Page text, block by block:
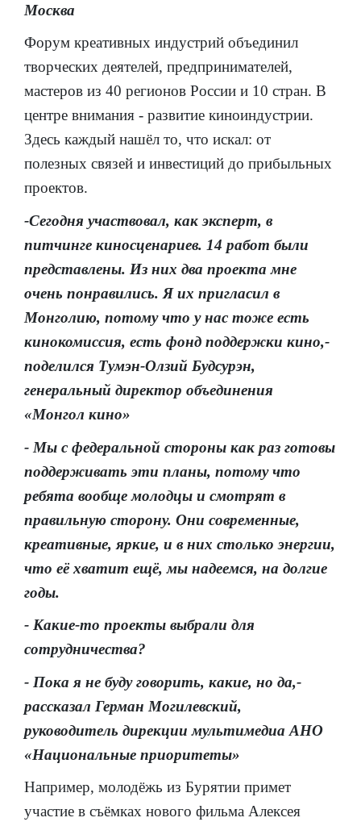
Москва
Форум креативных индустрий объединил
творческих деятелей, предпринимателей,
мастеров из 40 регионов России и 10 стран. В
центре внимания - развитие киноиндустрии.
Здесь каждый нашёл то, что искал: от
полезных связей и инвестиций до прибыльных
проектов.
-Сегодня участвовал, как эксперт, в
питчинге киносценариев. 14 работ были
представлены. Из них два проекта мне
очень понравились. Я их пригласил в
Монголию, потому что у нас тоже есть
кинокомиссия, есть фонд поддержки кино,-
поделился Тумэн-Олзий Будсурэн,
генеральный директор объединения
«Монгол кино»
- Мы с федеральной стороны как раз готовы
поддерживать эти планы, потому что
ребята вообще молодцы и смотрят в
правильную сторону. Они современные,
креативные, яркие, и в них столько энергии,
что её хватит ещё, мы надеемся, на долгие
годы.
- Какие-то проекты выбрали для
сотрудничества?
- Пока я не буду говорить, какие, но да,-
рассказал Герман Могилевский,
руководитель дирекции мультимедиа АНО
«Национальные приоритеты»
Например, молодёжь из Бурятии примет
участие в съёмках нового фильма Алексея